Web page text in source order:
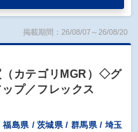
掲載期間：26/08/07～26/08/20
（カテゴリMGR）◇グ
プ／フレックス
島県 / 茨城県 / 群馬県 / 埼玉